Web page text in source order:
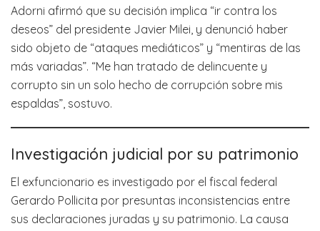
Adorni afirmó que su decisión implica “ir contra los
deseos” del presidente Javier Milei, y denunció haber
sido objeto de “ataques mediáticos” y “mentiras de las
más variadas”. “Me han tratado de delincuente y
corrupto sin un solo hecho de corrupción sobre mis
espaldas”, sostuvo.
Investigación judicial por su patrimonio
El exfuncionario es investigado por el fiscal federal
Gerardo Pollicita por presuntas inconsistencias entre
sus declaraciones juradas y su patrimonio. La causa